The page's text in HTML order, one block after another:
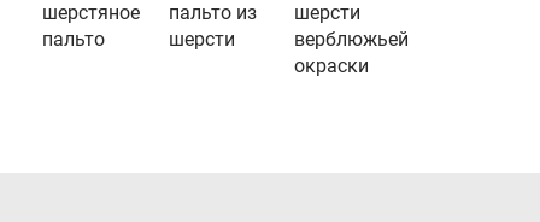
шерстяное
пальто
пальто из
шерсти
шерсти
верблюжьей
окраски